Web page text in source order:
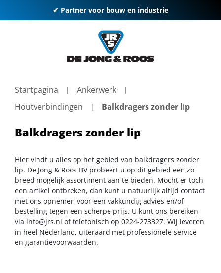
✔ Partner voor bouw en industrie
Startpagina
Ankerwerk
Houtverbindingen
Balkdragers zonder lip
Balkdragers zonder lip
Hier vindt u alles op het gebied van balkdragers zonder
lip. De Jong & Roos BV probeert u op dit gebied een zo
breed mogelijk assortiment aan te bieden. Mocht er toch
een artikel ontbreken, dan kunt u natuurlijk altijd contact
met ons opnemen voor een vakkundig advies en/of
bestelling tegen een scherpe prijs. U kunt ons bereiken
via info@jrs.nl of telefonisch op 0224-273327. Wij leveren
in heel Nederland, uiteraard met professionele service
en garantievoorwaarden.